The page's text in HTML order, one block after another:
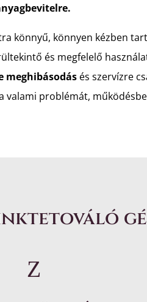
könnyű, könnyen kézben
és megfelelő
meghibásodás és szervízre
valami problémát,
Z